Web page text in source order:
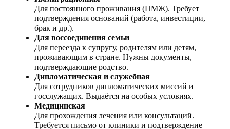
Для постоянного проживания (ПМЖ). Требует
подтверждения оснований (работа, инвестиции,
брак и др.).
Для воссоединения семьи
Для переезда к супругу, родителям или детям,
проживающим в стране. Нужны документы,
подтверждающие родство.
Дипломатическая и служебная
Для сотрудников дипломатических миссий и
госслужащих. Выдаётся на особых условиях.
Медицинская
Для прохождения лечения или консультаций.
Требуется письмо от клиники и подтверждение